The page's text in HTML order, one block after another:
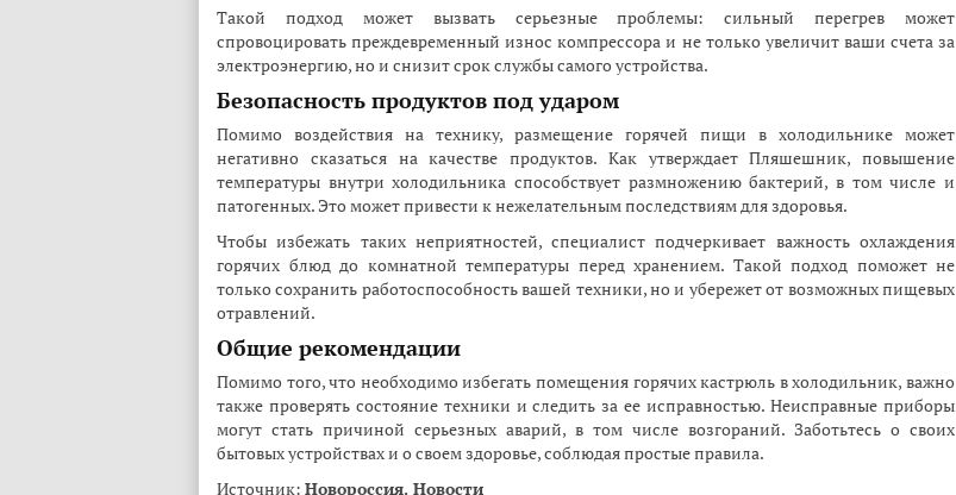
Такой подход может вызвать серьезные проблемы: сильный перегрев может
спровоцировать преждевременный износ компрессора и не только увеличит ваши счета за
электроэнергию, но и снизит срок службы самого устройства.
Безопасность продуктов под ударом
Помимо воздействия на технику, размещение горячей пищи в холодильнике может
негативно сказаться на качестве продуктов. Как утверждает Пляшешник, повышение
температуры внутри холодильника способствует размножению бактерий, в том числе и
патогенных. Это может привести к нежелательным последствиям для здоровья.
Чтобы избежать таких неприятностей, специалист подчеркивает важность охлаждения
горячих блюд до комнатной температуры перед хранением. Такой подход поможет не
только сохранить работоспособность вашей техники, но и убережет от возможных пищевых
отравлений.
Общие рекомендации
Помимо того, что необходимо избегать помещения горячих кастрюль в холодильник, важно
также проверять состояние техники и следить за ее исправностью. Неисправные приборы
могут стать причиной серьезных аварий, в том числе возгораний. Заботьтесь о своих
бытовых устройствах и о своем здоровье, соблюдая простые правила.
Источник: Новороссия. Новости